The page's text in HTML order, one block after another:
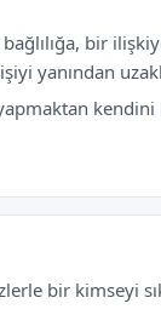
bir
yanından
bir kimseyi